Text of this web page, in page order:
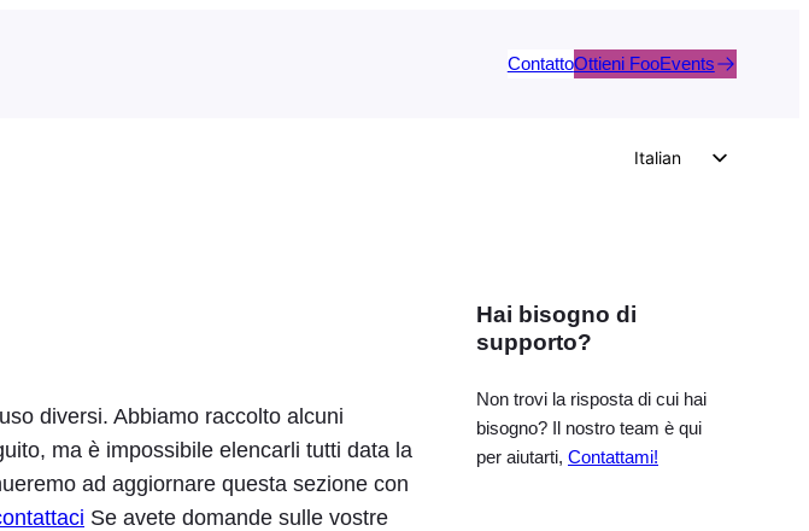
ContattoOttieni FooEvents
Italian
Spanish
French
Polish
diversi. Abbiamo raccolto alcuni
ma è impossibile elencarli tutti data la
ad aggiornare questa sezione con
Se avete domande sulle vostre
Hai bisogno di
supporto?
Non trovi la risposta di cui hai
bisogno? Il nostro team è qui
per aiutarti, Contattami!